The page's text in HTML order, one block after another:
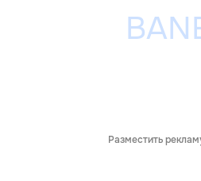
Разместить